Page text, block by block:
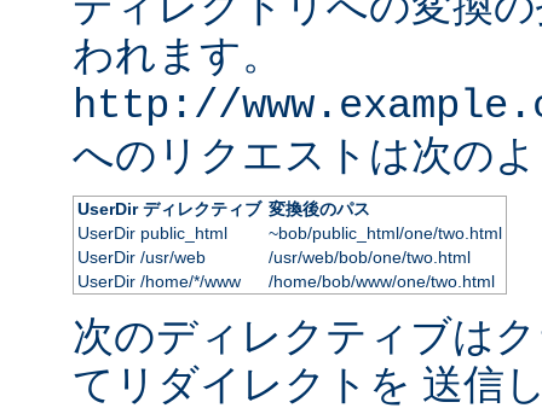
われます。
http://
へのリクエストは次の
UserDir ディレクティブ 変換後のパス
UserDir public_html
~bob/public_html/one/two.html
UserDir /usr/web
/usr/web/bob/one/two.html
UserDir /home/*/www
/home/bob/www/one/two.html
次のディレクティブは
てリダイレクトを 送信